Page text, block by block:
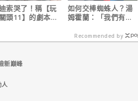
索哭了！稱【玩
頭11】的劇本是
如何交棒蜘蛛人？湯
姆霍蘭：「我們有一
Recommended by
新巔峰
人